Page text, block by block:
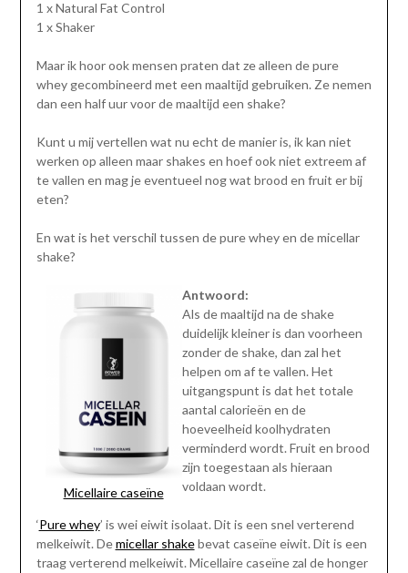
1 x Natural Fat Control
1 x Shaker
Maar ik hoor ook mensen praten dat ze alleen de pure
whey gecombineerd met een maaltijd gebruiken. Ze nemen
dan een half uur voor de maaltijd een shake?
Kunt u mij vertellen wat nu echt de manier is, ik kan niet
werken op alleen maar shakes en hoef ook niet extreem af
te vallen en mag je eventueel nog wat brood en fruit er bij
eten?
En wat is het verschil tussen de pure whey en de micellar
shake?
Micellaire caseïne
Antwoord:
Als de maaltijd na de shake
duidelijk kleiner is dan voorheen
zonder de shake, dan zal het
helpen om af te vallen. Het
uitgangspunt is dat het totale
aantal calorieën en de
hoeveelheid koolhydraten
verminderd wordt. Fruit en brood
zijn toegestaan als hieraan
voldaan wordt.
‘Pure whey’ is wei eiwit isolaat. Dit is een snel verterend
melkeiwit. Demicellar shakebevat caseïne eiwit. Dit is een
traag verterend melkeiwit. Micellaire caseïne zal de honger